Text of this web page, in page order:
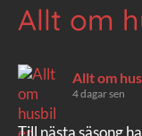
Allt om
Allt om
4 dagar sen
Till nästa säsong